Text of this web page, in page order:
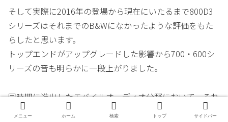
そして実際に2016年の登場から現在にいたるまで800D3
シリーズはそれまでのB&Wになかったような評価をもた
らしたと思います。
トップエンドがアップグレードした影響から700・600シ
リーズの音も明らかに一段上がりました。
同時期に進出したモバイルオーディオ分野において、それ
までの高額ヘッドホンにはない音楽性がある、と評された
メニュー ホーム 検索 トップ サイドバー